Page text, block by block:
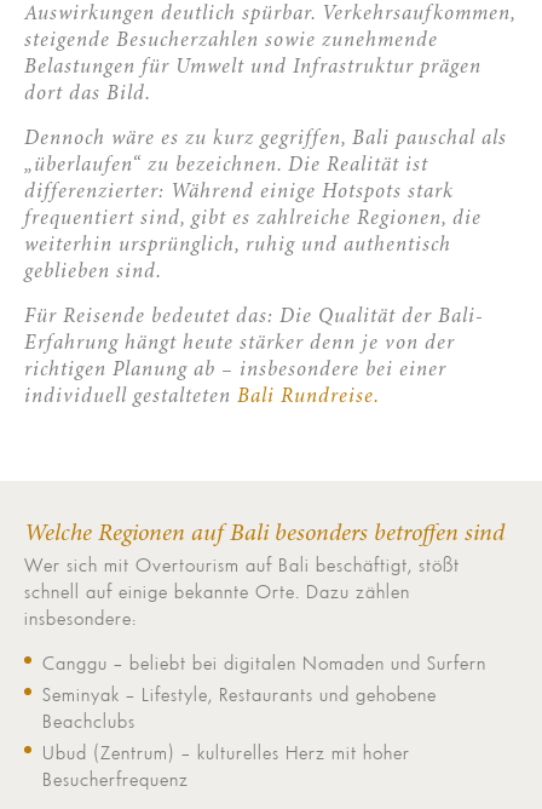
Auswirkungen deutlich spürbar. Verkehrsaufkommen,
steigende Besucherzahlen sowie zunehmende
Belastungen für Umwelt und Infrastruktur prägen
dort das Bild.
Dennoch wäre es zu kurz gegriffen, Bali pauschal als
„überlaufen“ zu bezeichnen. Die Realität ist
differenzierter: Während einige Hotspots stark
frequentiert sind, gibt es zahlreiche Regionen, die
weiterhin ursprünglich, ruhig und authentisch
geblieben sind.
Für Reisende bedeutet das: Die Qualität der Bali-
Erfahrung hängt heute stärker denn je von der
richtigen Planung ab – insbesondere bei einer
individuell gestalteten Bali Rundreise.
Welche Regionen auf Bali besonders betroffen sind
Wer sich mit Overtourism auf Bali beschäftigt, stößt
schnell auf einige bekannte Orte. Dazu zählen
insbesondere:
Canggu – beliebt bei digitalen Nomaden und Surfern
Seminyak – Lifestyle, Restaurants und gehobene
Beachclubs
Ubud (Zentrum) – kulturelles Herz mit hoher
Besucherfrequenz